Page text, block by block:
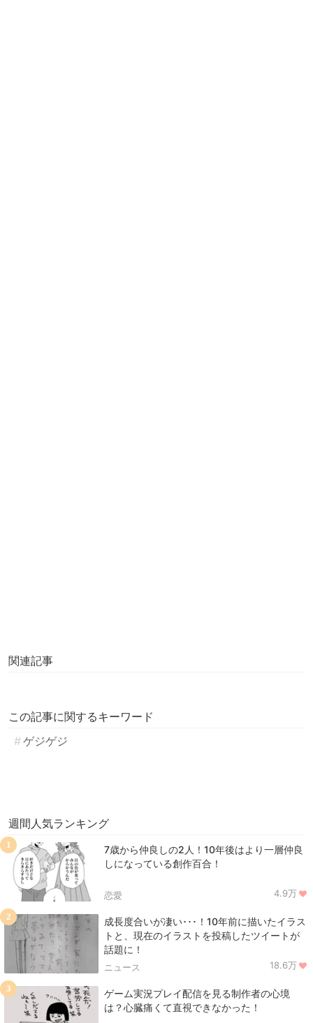
関連記事
この記事に関するキーワード
ゲジゲジ
週間人気ランキング
7歳から仲良しの2人！10年後はより一層仲良
しになっている創作百合！
恋愛 4.9万
1
成長度合いが凄い･･･！10年前に描いたイラス
トと、現在のイラストを投稿したツイートが
話題に！
ニュース 18.6万
2
ゲーム実況プレイ配信を見る制作者の心境
は？心臓痛くて直視できなかった！
3